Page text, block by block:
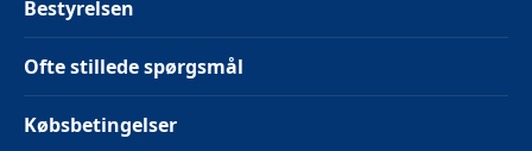
Bestyrelsen
Ofte stillede spørgsmål
Købsbetingelser